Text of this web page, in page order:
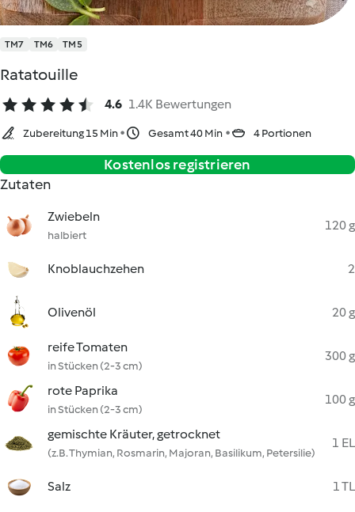
TM7 TM6 TM5
Ratatouille
4.6 1.4K Bewertungen
Zubereitung 15 Min Gesamt 40 Min 4 Portionen
Kostenlos registrieren
Zutaten
Zwiebeln
halbiert
120 g
Knoblauchzehen 2
Olivenöl 20 g
reife Tomaten
in Stücken (2-3 cm)
300 g
rote Paprika
in Stücken (2-3 cm)
100 g
gemischte Kräuter, getrocknet
(z.B. Thymian, Rosmarin, Majoran, Basilikum, Petersilie)
1 EL
Salz 1 TL